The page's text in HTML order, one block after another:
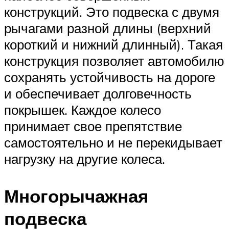
конструкций. Это подвеска с двумя
рычагами разной длины (верхний
короткий и нижний длинный). Такая
конструкция позволяет автомобилю
сохранять устойчивость на дороге
и обеспечивает долговечность
покрышек. Каждое колесо
принимает свое препятствие
самостоятельно и не перекидывает
нагрузку на другие колеса.
Многорычажная
подвеска